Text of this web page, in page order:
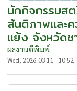
นักกิจกรรมส
สันติภาพและ
แย้ง จังหวัดช
ผลงานตีพิมพ์
Wed, 2026-03-11 - 10:52